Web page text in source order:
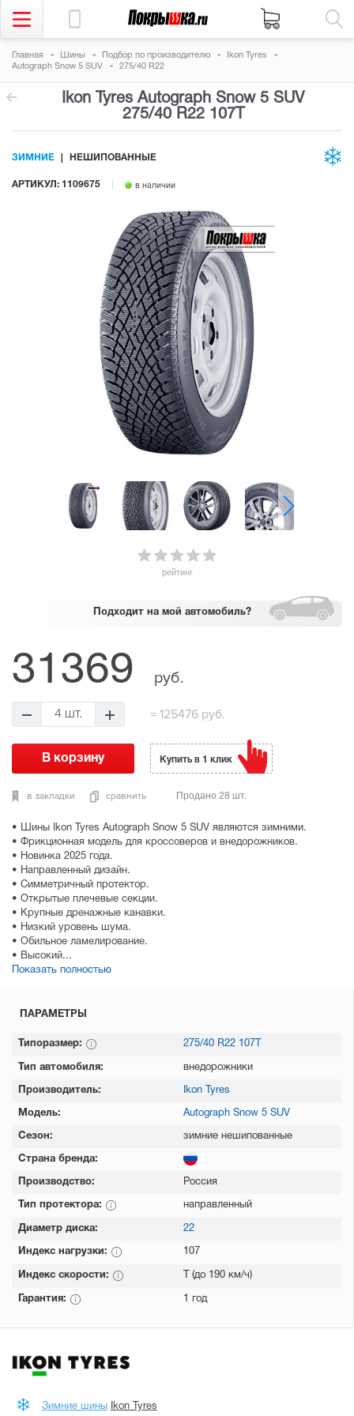
Главная Шины Подбор по производителю
Ikon Tyres
Autograph Snow 5 SUV
275/40 R22
Ikon Tyres Autograph Snow 5 SUV
275/40 R22 107T
рейтинг
АРТИКУЛ: 1109675 в наличии
ЗИМНИЕ НЕШИПОВАННЫЕ
Подходит на мой автомобиль?
• Шины Ikon Tyres Autograph Snow 5 SUV являются зимними.
• Фрикционная модель для кроссоверов и внедорожников.
• Новинка 2025 года.
• Направленный дизайн.
• Симметричный протектор.
• Открытые плечевые секции.
• Крупные дренажные канавки.
• Низкий уровень шума.
• Обильное ламелирование.
• Высокий...
Показать полностью
31369 руб.
4 шт. = 125476 руб.
в закладки сравнить
Купить в 1 клик
Продано 28 шт.
ПАРАМЕТРЫ
Типоразмер: 275/40 R22 107T
Тип автомобиля: внедорожники
Производитель: Ikon Tyres
Модель: Autograph Snow 5 SUV
Сезон: зимние нешипованные
Страна бренда:
Производство: Россия
Тип протектора: направленный
Диаметр диска: 22
Индекс нагрузки: 107
Индекс скорости: T (до 190 км/ч)
Гарантия: 1 год
Зимние шины Ikon Tyres